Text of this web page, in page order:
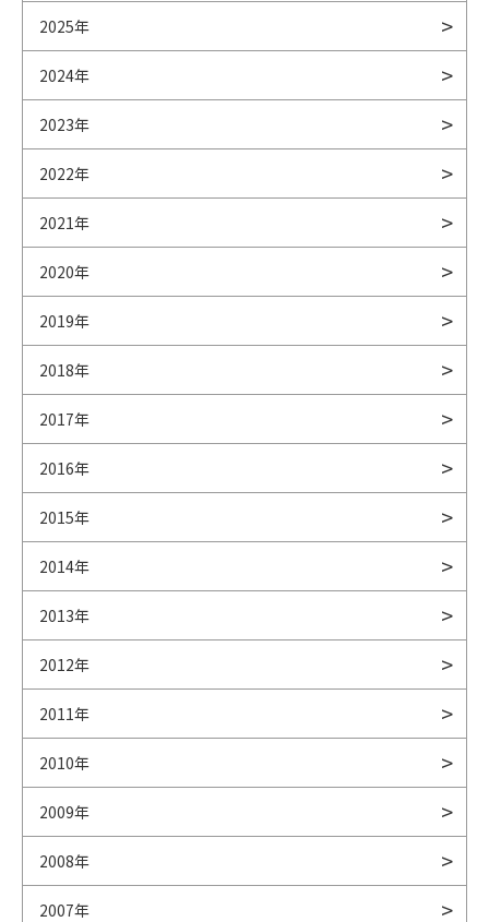
2025年
2024年
2023年
2022年
2021年
2020年
2019年
2018年
2017年
2016年
2015年
2014年
2013年
2012年
2011年
2010年
2009年
2008年
2007年